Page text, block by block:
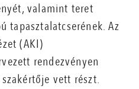
valamint teret
tapasztalatcserének. Az
(AKI)
rendezvényen
vett részt.